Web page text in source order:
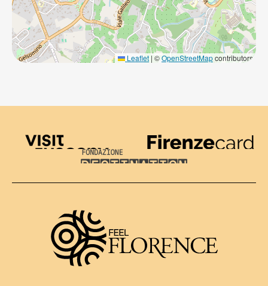
Leaflet | ©OpenStreetMapcontributors
Visit Tuscany
Firenze Card
Destination Florence